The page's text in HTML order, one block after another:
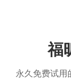
福
永久免费试用